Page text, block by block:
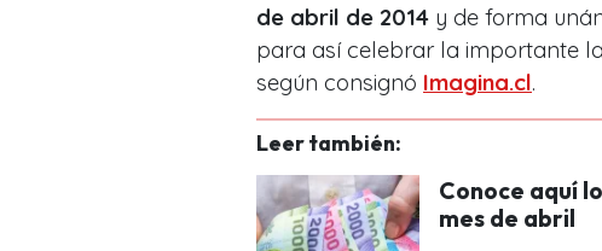
de abril de 2014 y de forma
para así celebrar la importante
según consignó Imagina.cl.
Leer también:
Conoce aquí
mes de abril